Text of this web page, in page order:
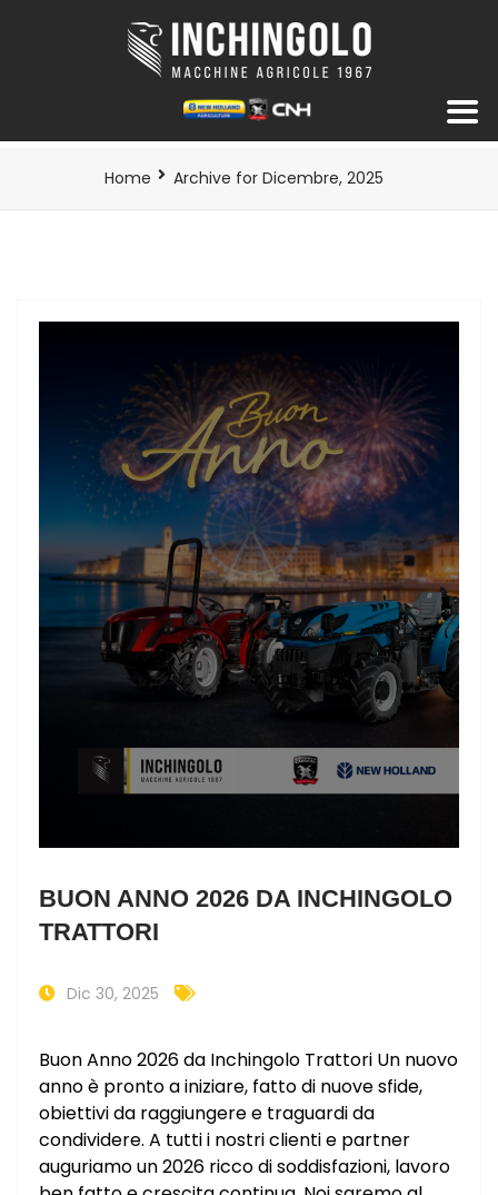
Home Archive for Dicembre, 2025
BUON ANNO 2026 DA INCHINGOLO
TRATTORI
Dic 30, 2025
Buon Anno 2026 da Inchingolo Trattori Un nuovo
anno è pronto a iniziare, fatto di nuove sfide,
obiettivi da raggiungere e traguardi da
condividere. A tutti i nostri clienti e partner
auguriamo un 2026 ricco di soddisfazioni, lavoro